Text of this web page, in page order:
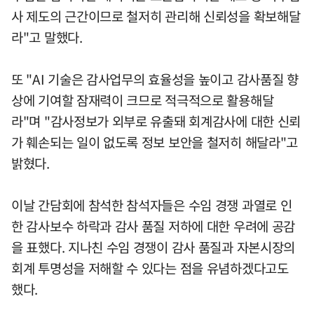
사 제도의 근간이므로 철저히 관리해 신뢰성을 확보해달
라"고 말했다.
또 "AI 기술은 감사업무의 효율성을 높이고 감사품질 향
상에 기여할 잠재력이 크므로 적극적으로 활용해달
라"며 "감사정보가 외부로 유출돼 회계감사에 대한 신뢰
가 훼손되는 일이 없도록 정보 보안을 철저히 해달라"고
밝혔다.
이날 간담회에 참석한 참석자들은 수임 경쟁 과열로 인
한 감사보수 하락과 감사 품질 저하에 대한 우려에 공감
을 표했다. 지나친 수임 경쟁이 감사 품질과 자본시장의
회계 투명성을 저해할 수 있다는 점을 유념하겠다고도
했다.